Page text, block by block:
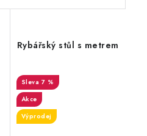
Rybářský stůl s metrem
7 %
Akce
Výprodej